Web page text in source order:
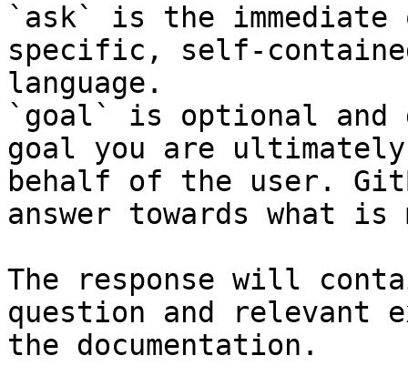
`ask` is the
specific, self-
language.
`goal` is optional and
goal you are
behalf of the user.
answer towards what
The response will
question and relevant
the documentation.